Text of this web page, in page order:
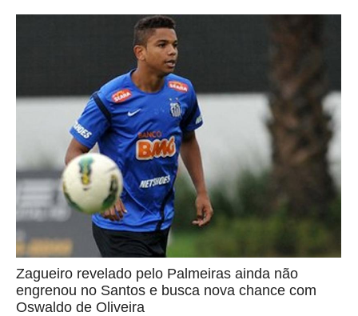
Zagueiro revelado pelo Palmeiras ainda não
engrenou no Santos e busca nova chance com
Oswaldo de Oliveira